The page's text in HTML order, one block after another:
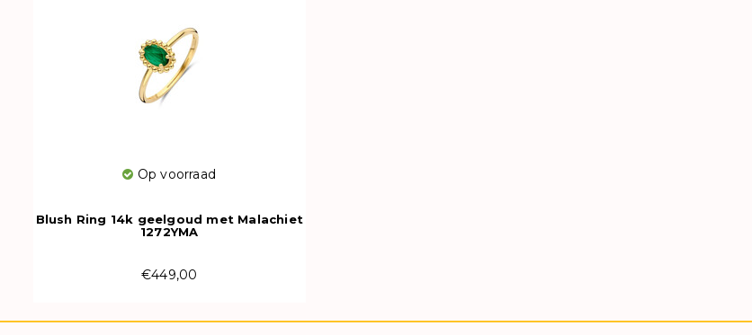
Op voorraad
Blush Ring 14k geelgoud met Malachiet
1272YMA
€449,00